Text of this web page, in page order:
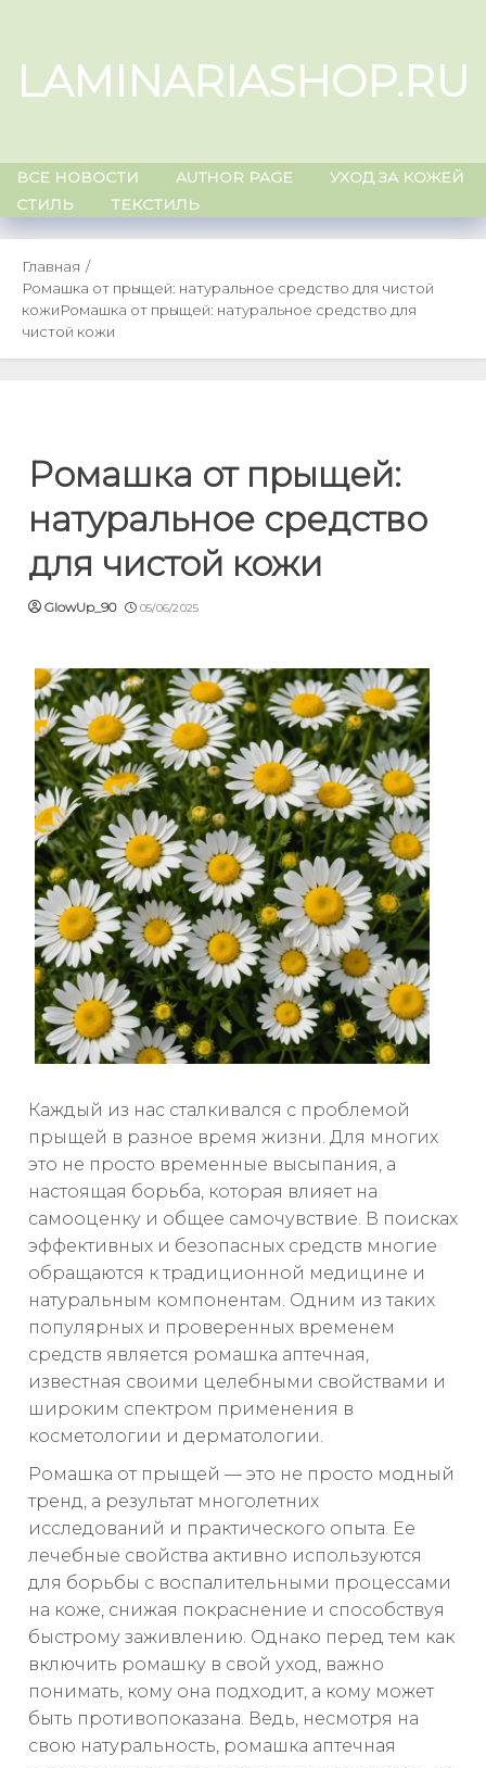
content
LAMINARIASHOP.RU
ВСЕ НОВОСТИ AUTHOR PAGE
УХОД ЗА КОЖЕЙ
СТИЛЬ
ТЕКСТИЛЬ
Главная
Ромашка от прыщей: натуральное средство для чистой
кожиРомашка от прыщей: натуральное средство для
чистой кожи
Ромашка от прыщей:
натуральное средство
для чистой кожи
GlowUp_90 05/06/2025
Каждый из нас сталкивался с проблемой
прыщей в разное время жизни. Для многих
это не просто временные высыпания, а
настоящая борьба, которая влияет на
самооценку и общее самочувствие. В поисках
эффективных и безопасных средств многие
обращаются к традиционной медицине и
натуральным компонентам. Одним из таких
популярных и проверенных временем
средств является ромашка аптечная,
известная своими целебными свойствами и
широким спектром применения в
косметологии и дерматологии.
Ромашка от прыщей — это не просто модный
тренд, а результат многолетних
исследований и практического опыта. Ее
лечебные свойства активно используются
для борьбы с воспалительными процессами
на коже, снижая покраснение и способствуя
быстрому заживлению. Однако перед тем как
включить ромашку в свой уход, важно
понимать, кому она подходит, а кому может
быть противопоказана. Ведь, несмотря на
свою натуральность, ромашка аптечная